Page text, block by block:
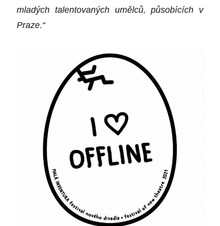
mladých talentovaných umělců, působících v
Praze.“